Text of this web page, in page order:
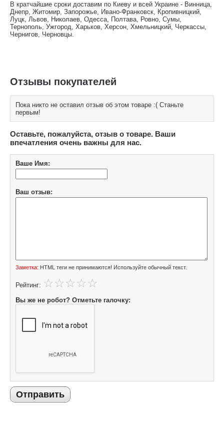
В кратчайшие сроки доставим по Киеву и всей Украине - Винница,
Днепр, Житомир, Запорожье, Ивано-Франковск, Кропивницкий,
Луцк, Львов, Николаев, Одесса, Полтава, Ровно, Сумы,
Тернополь, Ужгород, Харьков, Херсон, Хмельницкий, Черкассы,
Чернигов, Черновцы.
Отзывы покупателей
Пока никто не оставил отзыв об этом товаре :( Станьте
первым!
Оставьте, пожалуйста, отзыв о товаре. Ваши
впечатления очень важны для нас.
Ваше Имя:
Ваш отзыв:
Заметка: HTML теги не принимаются! Используйте обычный текст.
Рейтинг:
Вы же не робот? Отметьте галочку:
Отправить